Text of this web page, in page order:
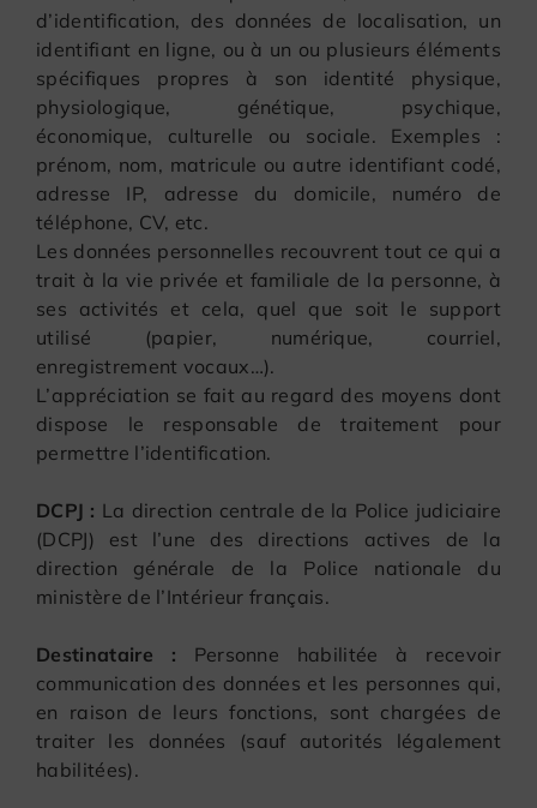
d’identification, des données de localisation, un
identifiant en ligne, ou à un ou plusieurs éléments
spécifiques propres à son identité physique,
physiologique, génétique, psychique,
économique, culturelle ou sociale. Exemples :
prénom, nom, matricule ou autre identifiant codé,
adresse IP, adresse du domicile, numéro de
téléphone, CV, etc.
Les données personnelles recouvrent tout ce qui a
trait à la vie privée et familiale de la personne, à
ses activités et cela, quel que soit le support
utilisé (papier, numérique, courriel,
enregistrement vocaux…).
L’appréciation se fait au regard des moyens dont
dispose le responsable de traitement pour
permettre l’identification.
DCPJ : La direction centrale de la Police judiciaire
(DCPJ) est l’une des directions actives de la
direction générale de la Police nationale du
ministère de l’Intérieur français.
Destinataire : Personne habilitée à recevoir
communication des données et les personnes qui,
en raison de leurs fonctions, sont chargées de
traiter les données (sauf autorités légalement
habilitées).